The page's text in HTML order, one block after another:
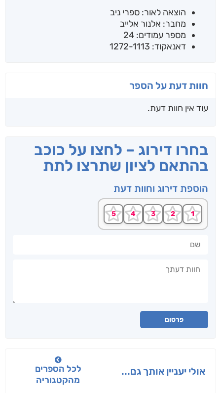
הוצאה לאור: ספרי ניב
מחבר: אלנור אלייב
מספר עמודים: 24
דאנאקוד: 1272-1113
חוות דעת על הספר
עוד אין חוות דעת.
בחרו דירוג – לחצו על כוכב
בהתאם לציון שתרצו לתת
הוספת דירוג וחוות דעת
פרסום
אולי יעניין אותך גם...
לכל הספרים
מהקטגוריה